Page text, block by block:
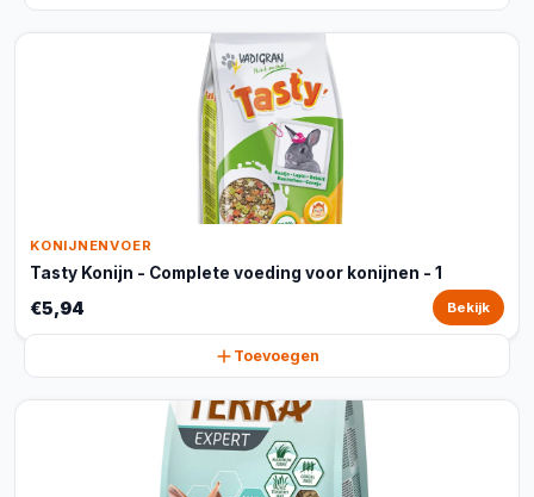
KONIJNENVOER
Tasty Konijn - Complete voeding voor konijnen - 1
€5,94 Bekijk
Toevoegen